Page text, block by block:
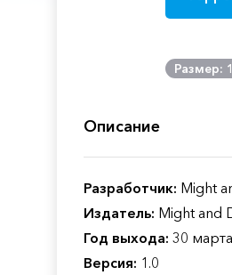
Размер:
Описание
Разработчик: Might
Издатель: Might and
Год выхода: 30
Версия: 1.0